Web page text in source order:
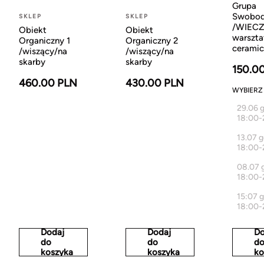
SKLEP
Obiekt
Organiczny 1
/wiszący/na
skarby
460.00 PLN
Dodaj
do
koszyka
SKLEP
Obiekt
Organiczny 2
/wiszący/na
skarby
430.00 PLN
Dodaj
do
koszyka
Grupa
/
29.06
13.07
08.07
15:07
do